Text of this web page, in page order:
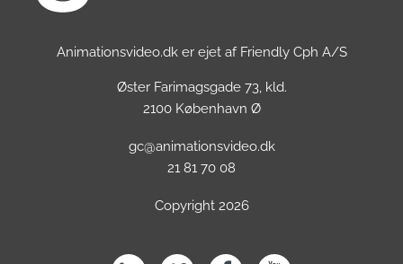
Animationsvideo.dk er ejet af Friendly Cph A/S
Øster Farimagsgade 73, kld.
2100 København Ø
gc@animationsvideo.dk
21 81 70 08
Copyright 2026